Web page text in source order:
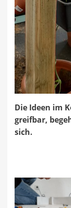
Die Ideen im
greifbar,
sich.